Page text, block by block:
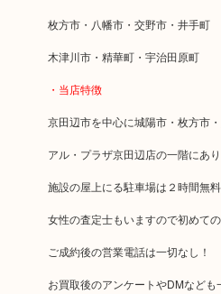
枚方市・八幡市・交野市・井手町
木津川市・精華町・宇治田原町
・当店特徴
京田辺市を中心に城陽市・枚方市
アル・プラザ京田辺店の一階にあり
施設の屋上にる駐車場は２時間無料
女性の査定士もいますので初めて
ご成約後の営業電話は一切なし！
お買取後のアンケートやDMなども